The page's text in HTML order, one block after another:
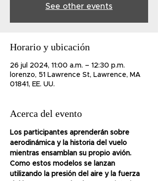
See other events
Horario y ubicación
26 jul 2024, 11:00 a.m. – 12:30 p.m.
lorenzo, 51 Lawrence St, Lawrence, MA
01841, EE. UU.
Acerca del evento
Los participantes aprenderán sobre
aerodinámica y la historia del vuelo
mientras ensamblan su propio avión.
Como estos modelos se lanzan
utilizando la presión del aire y la fuerza